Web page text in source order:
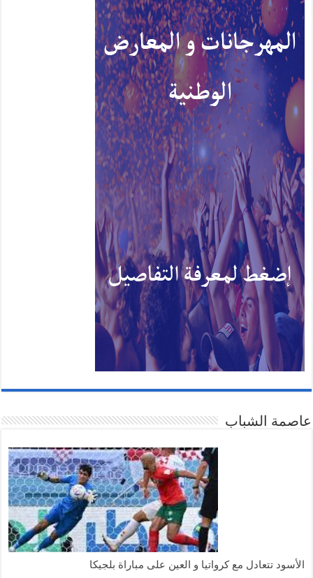
عاصمة الشباب
الأسود تتعادل مع كرواتيا و العين على مباراة بلجيكا